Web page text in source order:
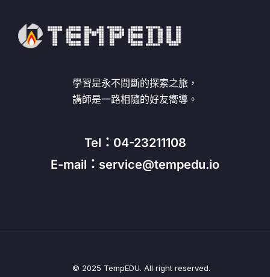
學習是永不間斷的探索之旅，
講師是一路相隨的好友嚮導。
Tel：04-23211108
E-mail：service@tempedu.io
© 2025 TempEDU. All right reserved.